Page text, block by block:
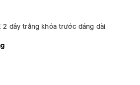
2 dây trắng khóa trước dáng dài